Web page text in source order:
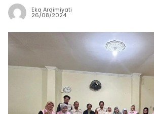
Eka Ardimiyati
26/08/2024